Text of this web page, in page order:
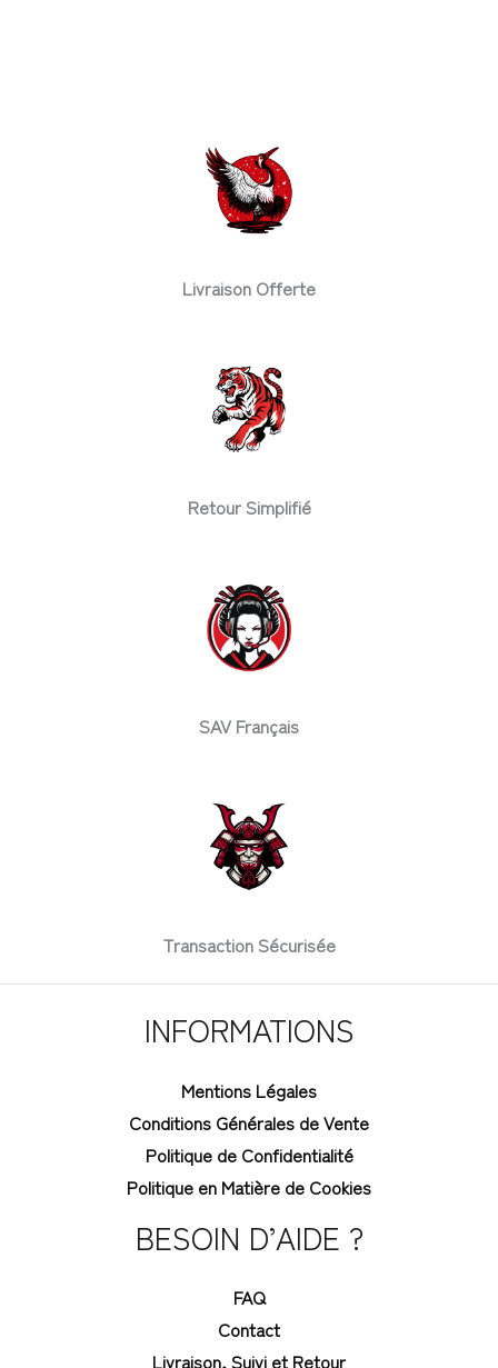
Livraison Offerte
Retour Simplifié
SAV Français
Transaction Sécurisée
INFORMATIONS
Mentions Légales
Conditions Générales de Vente
Politique de Confidentialité
Politique en Matière de Cookies
BESOIN D’AIDE ?
FAQ
Contact
Livraison, Suivi et Retour